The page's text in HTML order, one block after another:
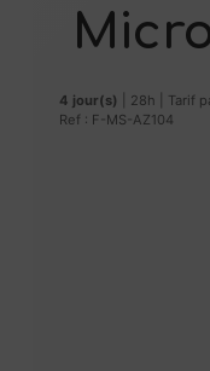
4 jour(s) | 28h | Tarif
Ref : F-MS-AZ104